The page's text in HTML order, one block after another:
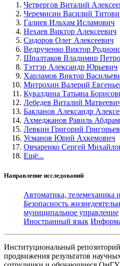
Четвергов Виталий
Черемисин Василий
Галиев Ильхам Исламович
Нехаев Виктор Алексеевич
Сидоров Олег Алексеевич
Ведрученко Виктор
Шпалтаков Владимир
Тэттэр Александр Юрьевич
Харламов Виктор
Митрохин Валерий
Кувалдина Татьяна
Лебедев Виталий
Бакланов Александр
Ахмеджанов Равиль
Левкин Григорий
Усманов Юрий Ахкемович
Овчаренко Сергей
Ещё...
Направление исследований
Автоматика, телемеханика
Безопасность
муниципальное управление
Иностранный язык
Институциональный
продвижения результатов